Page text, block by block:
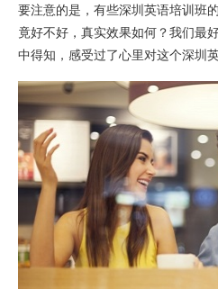
要注意的是，有些深圳英语培训班
竟好不好，真实效果如何？我们最
中得知，感受过了心里对这个深圳